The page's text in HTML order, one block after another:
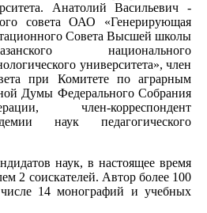
Анатолий Васильевич -
совета ОАО «Генерирующая
Совета Высшей школы
национального
университета», член
при Комитете по аграрным
Думы Федерального Собрания
член-корреспондент
наук педагогического
наук, в настоящее время
2 соискателей. Автор более 100
14 монографий и учебных